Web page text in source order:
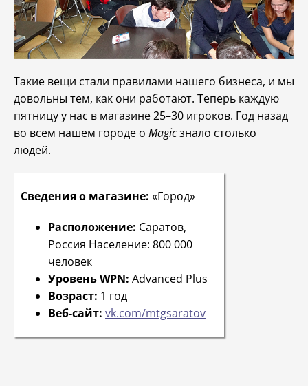
Такие вещи стали правилами нашего бизнеса, и мы
довольны тем, как они работают. Теперь каждую
пятницу у нас в магазине 25–30 игроков. Год назад
во всем нашем городе о Magicзнало столько
людей.
Сведения о магазине: «Город»
Расположение: Саратов,
Россия Население: 800 000
человек
Уровень WPN: Advanced Plus
Возраст: 1 год
Веб-сайт: vk.com/mtgsaratov